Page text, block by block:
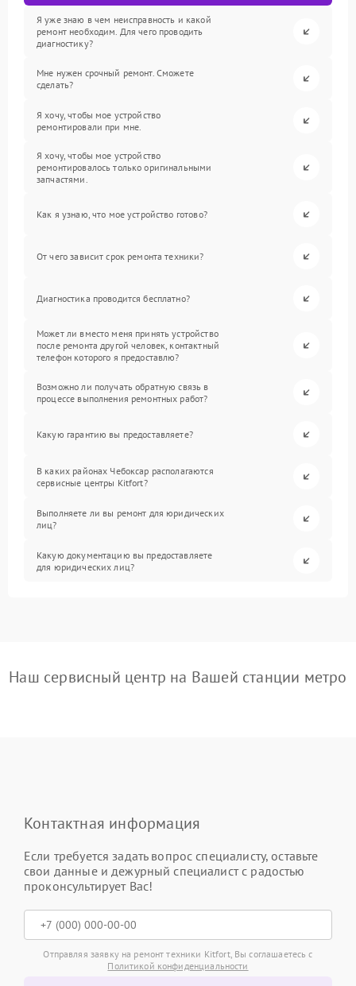
Я уже знаю в чем неисправность и какой
ремонт необходим. Для чего проводить
диагностику?
Мне нужен срочный ремонт. Сможете
сделать?
Я хочу, чтобы мое устройство
ремонтировали при мне.
Я хочу, чтобы мое устройство
ремонтировалось только оригинальными
запчастями.
Как я узнаю, что мое устройство готово?
От чего зависит срок ремонта техники?
Диагностика проводится бесплатно?
Может ли вместо меня принять устройство
после ремонта другой человек, контактный
телефон которого я предоставлю?
Возможно ли получать обратную связь в
процессе выполнения ремонтных работ?
Какую гарантию вы предоставляете?
В каких районах Чебоксар располагаются
сервисные центры Kitfort?
Выполняете ли вы ремонт для юридических
лиц?
Какую документацию вы предоставляете
для юридических лиц?
Наш сервисный центр на Вашей станции метро
Контактная информация
Если требуется задать вопрос специалисту, оставьте
свои данные и дежурный специалист с радостью
проконсультирует Вас!
Отправляя заявку на ремонт техники Kitfort, Вы соглашаетесь с
Политикой конфиденциальности